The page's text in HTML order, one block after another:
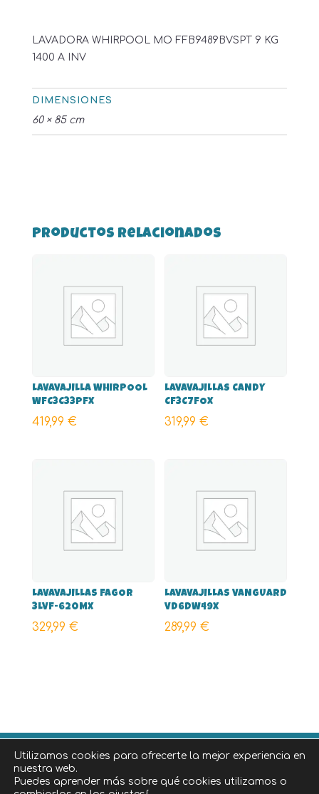
LAVADORA WHIRPOOL MO FFB9489BVSPT 9 KG
1400 A INV
DIMENSIONES
60 × 85 cm
Productos relacionados
LAVAVAJILLA WHIRPOOL
WFC3C33PFX
419,99 €
LAVAVAJILLAS CANDY
CF3C7FOX
319,99€
LAVAVAJILLAS FAGOR
3LVF-620MX
329,99 €
LAVAVAJILLAS VANGUARD
VD6DW49X
289,99€
©2026 Diseñado por iNova Cloud , una empresa de
Grupo iNova.|Aviso legal| Política de privacidad|
Utilizamos cookies para ofrecerte la mejor experiencia en
nuestra web.
Puedes aprender más sobre qué cookies utilizamos o